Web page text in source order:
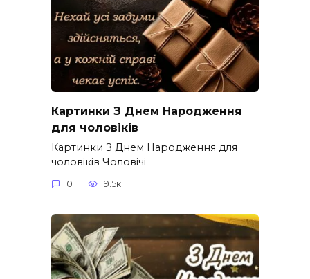
Картинки З Днем Народження
для чоловіків​
Картинки З Днем Народження для
чоловіків​ Чоловічі
0 9.5к.